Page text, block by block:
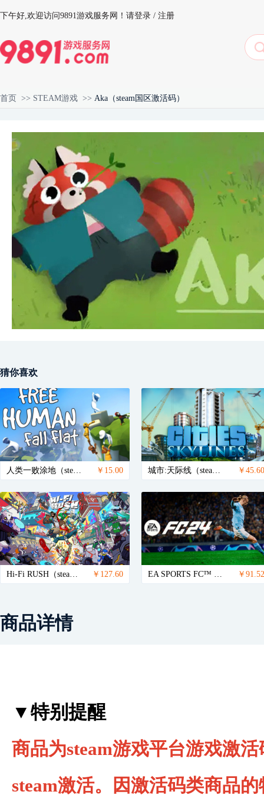
下午好,欢迎访问9891游戏服务网！ 请登录 / 注册
首页 >> STEAM游戏 >> Aka（steam国区激活码）
猜你喜欢
人类一败涂地（steam账号） ￥15.00 城市:天际线（steam国区激活码） ￥45.60
Hi-Fi RUSH（steam账号） ￥127.60 EA SPORTS FC™ 24（steam账号） ￥91.52
商品详情
▼特别提醒
商品为steam游戏平台游戏激
steam激活。因激活码类商品